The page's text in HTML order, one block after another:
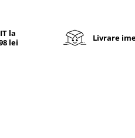
la
lei
Livrare